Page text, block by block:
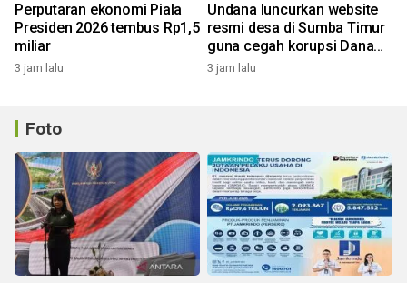
Perputaran ekonomi Piala
Presiden 2026 tembus Rp1,5
miliar
3 jam lalu
Undana luncurkan website
resmi desa di Sumba Timur
guna cegah korupsi Dana
Desa
3 jam lalu
Foto